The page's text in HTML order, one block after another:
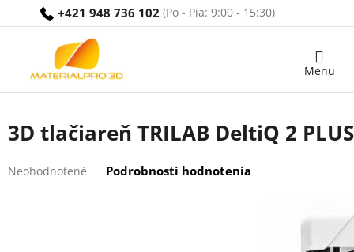
+421 948 736 102
Nákupný
3D tlačiareň TRILAB DeltiQ 2
hodnotenie
Neohodnotené Podrobnosti hodnotenia